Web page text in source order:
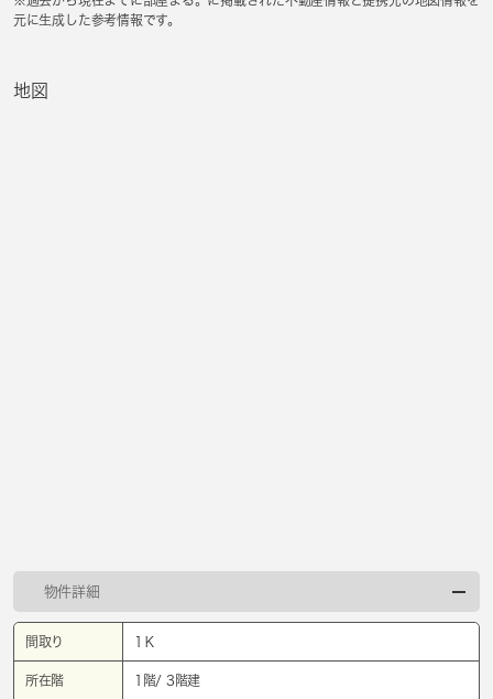
元に生成した参考情報です。
地図
物件詳細
間取り 1Ｋ
所在階 1階/ 3階建